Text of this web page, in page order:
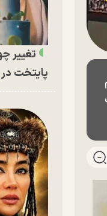
تغییر
پایتخت در جشن